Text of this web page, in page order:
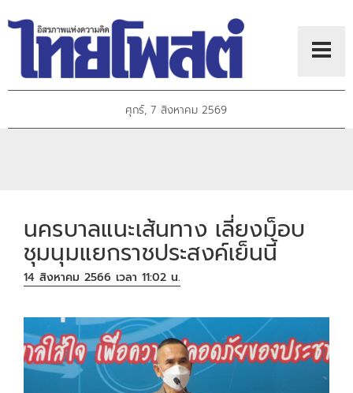
ศุกร์, 7 สิงหาคม 2569
นครบาลแนะเส้นทาง เลี่ยงม็อบ
ชุมนุมแยกราชประสงค์เย็นนี้
14 สิงหาคม 2566 เวลา 11:02 น.